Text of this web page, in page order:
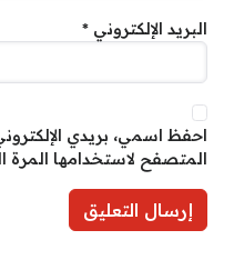
البريد الإلكتروني *
احفظ اسمي، بريدي
المتصفح لاستخدامها المرة